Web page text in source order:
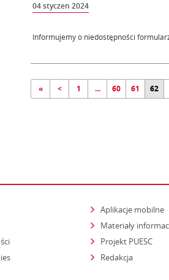
04 styczen 2024
Informujemy o niedostępności
« < 1 ... 60 61 62
Aplikacje mobilne
Materiały
Projekt PUESC
Redakcja